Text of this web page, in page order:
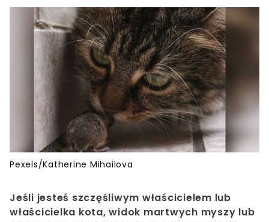
Pexels/Katherine Mihailova
Jeśli jesteś szczęśliwym właścicielem lub
właścicielka kota, widok martwych myszy lub